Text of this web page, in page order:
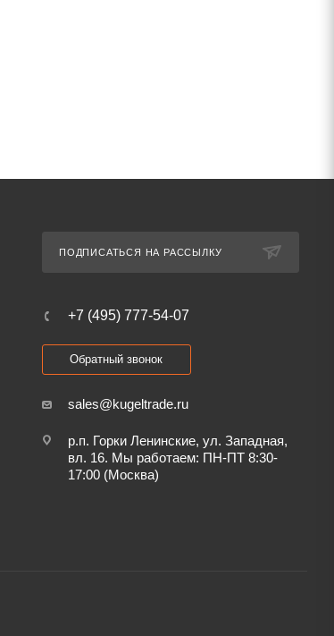
ПОДПИСАТЬСЯ НА РАССЫЛКУ
+7 (495) 777-54-07
Обратный звонок
sales@kugeltrade.ru
р.п. Горки Ленинские, ул. Западная,
вл. 16. Мы работаем: ПН-ПТ 8:30-
17:00 (Москва)